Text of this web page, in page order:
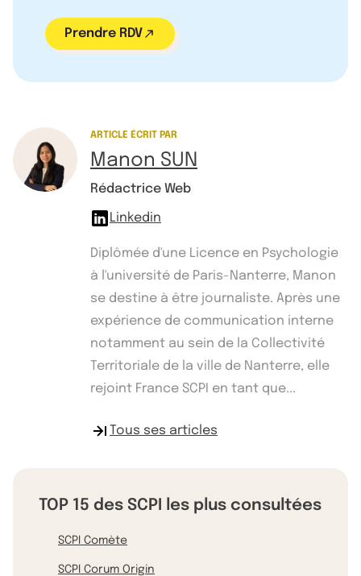
Prendre RDV
ARTICLE ÉCRIT PAR
Manon SUN
Rédactrice Web
Linkedin
Diplômée d'une Licence en Psychologie
à l'université de Paris-Nanterre, Manon
se destine à être journaliste. Après une
expérience de communication interne
notamment au sein de la Collectivité
Territoriale de la ville de Nanterre, elle
rejoint France SCPI en tant que...
Tous ses articles
TOP 15 des SCPI les plus consultées
SCPI Comète
SCPI Corum Origin